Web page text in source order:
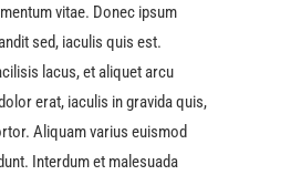
vitae. Donec ipsum
sed, iaculis quis est.
lacus, et aliquet arcu
erat, iaculis in gravida quis,
Aliquam varius euismod
Interdum et malesuada